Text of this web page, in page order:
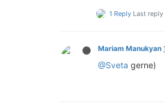
1 Reply Last reply
Mariam Manukyan
@Sveta gerne)